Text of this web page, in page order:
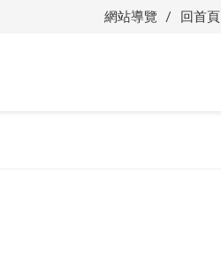
網站導覽 回首頁